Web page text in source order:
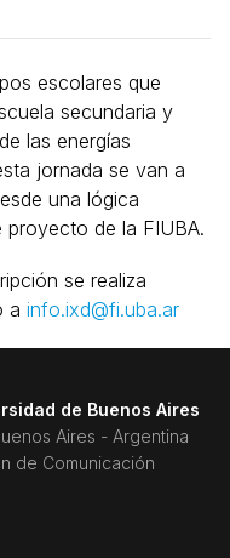
escolares que
secundaria y
las energías
jornada se van a
una lógica
proyecto de la FIUBA.
se realiza
a info.ixd@fi.uba.ar
de Buenos Aires
Aires - Argentina
de Comunicación